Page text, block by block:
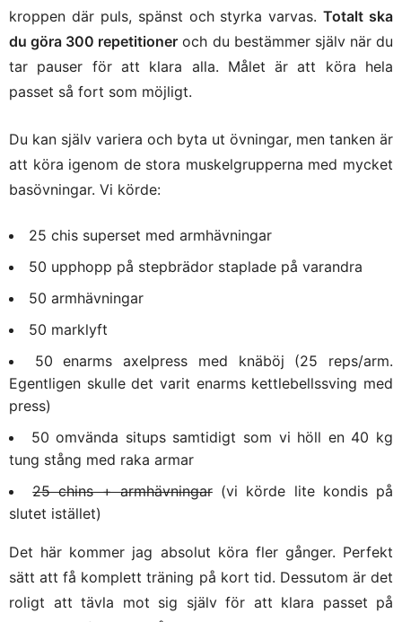
kroppen där puls, spänst och styrka varvas.Totalt ska
du göra 300 repetitioner och du bestämmer själv när du
tar pauser för att klara alla. Målet är att köra hela
passet så fort som möjligt.
Du kan själv variera och byta ut övningar, men tanken är
att köra igenom de stora muskelgrupperna med mycket
basövningar. Vi körde:
25 chis superset med armhävningar
50 upphopp på stepbrädor staplade på varandra
50 armhävningar
50 marklyft
50 enarms axelpress med knäböj (25 reps/arm.
Egentligen skulle det varit enarms kettlebellssving med
press)
50 omvända situps samtidigt som vi höll en 40 kg
tung stång med raka armar
25 chins + armhävningar(vi körde lite kondis på
slutet istället)
Det här kommer jag absolut köra fler gånger. Perfekt
sätt att få komplett träning på kort tid. Dessutom är det
roligt att tävla mot sig själv för att klara passet på